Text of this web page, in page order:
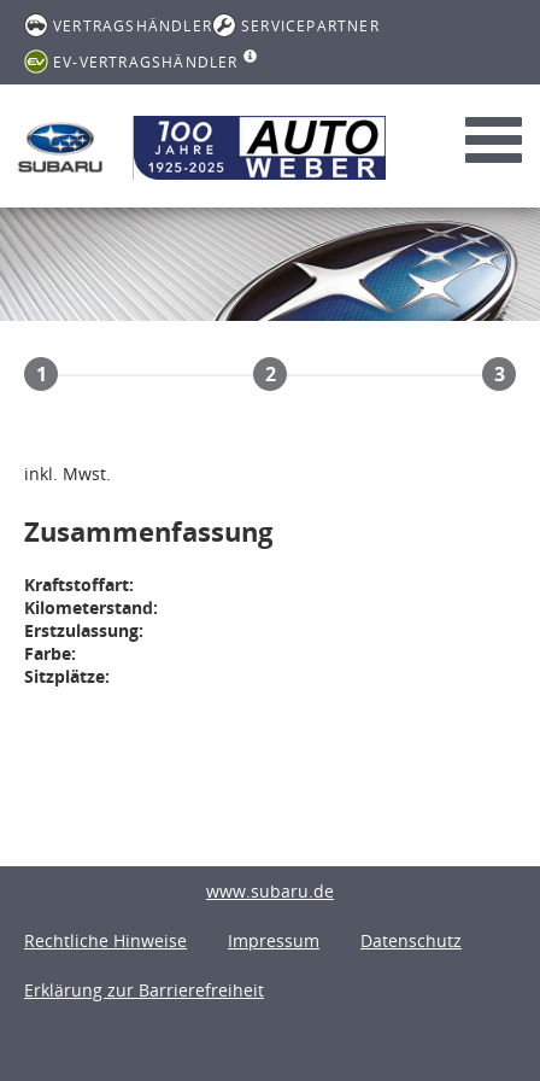
VERTRAGSHÄNDLER
SERVICEPARTNER
EV-VERTRAGSHÄNDLER
1 2 3
inkl. Mwst.
Zusammenfassung
Kraftstoffart:
Kilometerstand:
Erstzulassung:
Farbe:
Sitzplätze:
www.subaru.de
Rechtliche Hinweise Impressum Datenschutz
Erklärung zur Barrierefreiheit